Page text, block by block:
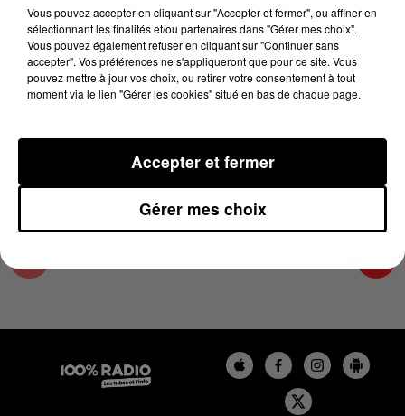
13 juin 2024 - 4 min 52 sec
LES INFOS DU LOT DU 13/06/2024 À 17H00
13/06/2024
Vous pouvez accepter en cliquant sur "Accepter et fermer", ou affiner en
sélectionnant les finalités et/ou partenaires dans "Gérer mes choix".
Vous pouvez également refuser en cliquant sur "Continuer sans
accepter". Vos préférences ne s'appliqueront que pour ce site. Vous
pouvez mettre à jour vos choix, ou retirer votre consentement à tout
moment via le lien "Gérer les cookies" situé en bas de chaque page.
Gérer mes choix
Accepter et fermer